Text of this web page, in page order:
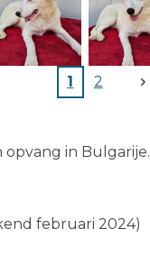
1 2
opvang in Bulgarije.
februari 2024)